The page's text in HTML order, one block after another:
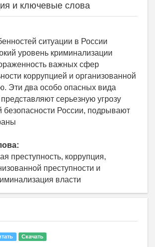
и ключевые слова
ситуации в России
уровень криминализации
важных сфер
коррупцией и организованной
Эти два особо опасных вида
серьезную угрозу
безопасности России, подрывают
преступность, коррупция,
преступности и
власти
Скачать